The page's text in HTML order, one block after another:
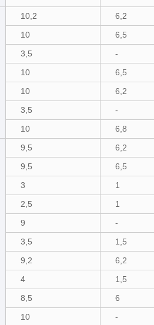
10,2
6,2
10
6,5
3,5
-
10
6,5
10
6,2
3,5
-
10
6,8
9,5
6,2
9,5
6,5
3
1
2,5
1
9
-
3,5
1,5
9,2
6,2
4
1,5
8,5
6
10
-